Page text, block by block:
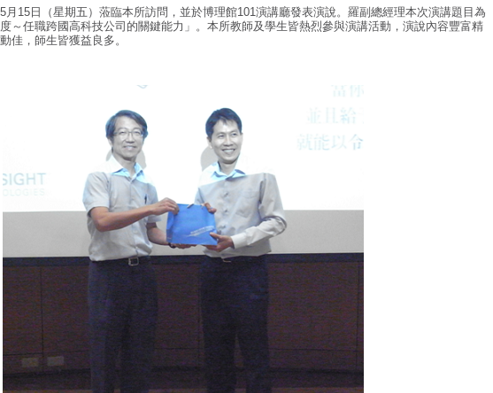
月15日（星期五）蒞臨本所訪問，並於博理館101演講廳發表演說。羅副總經理本次演講題目為
度～任職跨國高科技公司的關鍵能力」。本所教師及學生皆熱烈參與演講活動，演說內容豐富精
佳，師生皆獲益良多。